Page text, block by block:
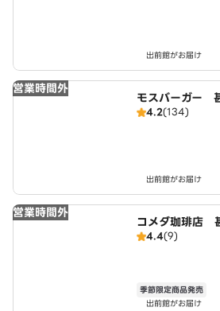
出前館がお届け
営業時間外
モスバーガー
4.2(134)
出前館がお届け
営業時間外
コメダ珈琲店
4.4(9)
季節限定商品発売
出前館がお届け